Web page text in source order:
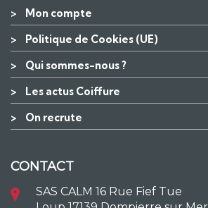
> Mon compte
> Politique de Cookies (UE)
> Qui sommes-nous ?
> Les actus Coiffure
> On recrute
CONTACT
SAS CALM 16 Rue Fief Tue